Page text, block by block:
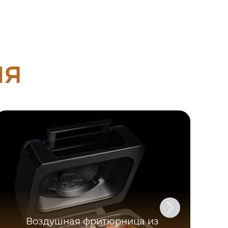
Воздушная фритюрница из